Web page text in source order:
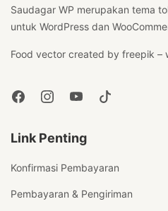
Saudagar WP merupakan tema
untuk WordPress dan
Food vector created by freepik –
Link Penting
Konfirmasi Pembayaran
Pembayaran & Pengiriman